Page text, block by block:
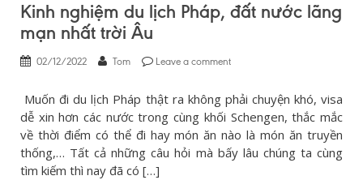
Kinh nghiệm du lịch Pháp, đất nước lãng
mạn nhất trời Âu
02/12/2022 Tom Leave a comment
Muốn đi du lịch Pháp thật ra không phải chuyện khó, visa
dễ xin hơn các nước trong cùng khối Schengen, thắc mắc
về thời điểm có thể đi hay món ăn nào là món ăn truyền
thống,… Tất cả những câu hỏi mà bấy lâu chúng ta cùng
tìm kiếm thì nay đã có […]